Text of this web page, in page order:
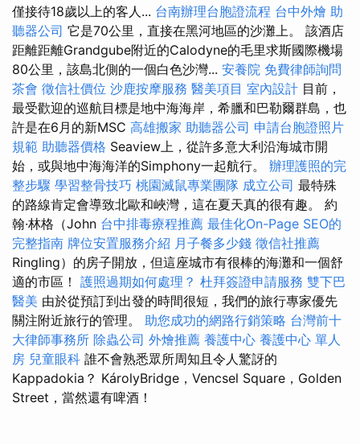
僅接待18歲以上的客人... 台南辦理台胞證流程 台中外燴 助
聽器公司 它是70公里，直接在黑河地區的沙灘上。 該酒店
距離距離Grandgube附近的Calodyne的毛里求斯國際機場
80公里，該島北側的一個白色沙灣... 安養院 免費律師詢問
茶會 徵信社價位 沙鹿按摩服務 醫美項目 室內設計 目前，
最受歡迎的巡航目標是地中海海岸，希臘和巴勒爾群島，也
許是在6月的新MSC 高雄搬家 助聽器公司 申請台胞證照片
規範 助聽器價格 Seaview上，從許多意大利沿海城市開
始，或與地中海海洋的Simphony一起航行。 辦理護照的完
整步驟 學習整骨技巧 桃園滅鼠專業團隊 成立公司 最特殊
的路線肯定會導致北歐和峽灣，這在夏天真的很有趣。 約
翰·林格（John 台中排毒療程推薦 最佳化On-Page SEO的
完整指南 牌位安置服務介紹 月子餐多少錢 徵信社推薦
Ringling）的房子開放，但這座城市有很棒的海灘和一個舒
適的市區！ 護照過期如何處理？ 杜拜簽證申請服務 雙下巴
醫美 由於從預訂到出發的時間很短，我們的旅行專家優先
關注附近旅行的管理。 助您成功的網路行銷策略 台灣前十
大律師事務所 除蟲公司 外燴推薦 養護中心 養護中心 單人
房 兒童眼科 誰不會熟悉眾所周知且令人驚訝的
Kappadokia？ KárolyBridge，Vencsel Square，Golden
Street，當然還有啤酒！